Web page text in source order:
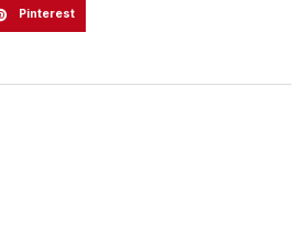
Pinterest